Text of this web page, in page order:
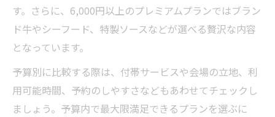
す。さらに、6,000円以上のプレミアムプランではブラン
ド牛やシーフード、特製ソースなどが選べる贅沢な内容
となっています。
予算別に比較する際は、付帯サービスや会場の立地、利
用可能時間、予約のしやすさなどもあわせてチェックし
ましょう。予算内で最大限満足できるプランを選ぶに